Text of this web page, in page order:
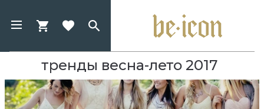
тренды весна-лето 2017